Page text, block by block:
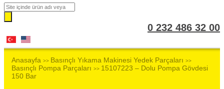
Products
search
0 232 486 32 00
Anasayfa >> Basınçlı Yıkama Makinesi Yedek Parçaları >>
Basınçlı Pompa Parçaları >> 15107223 – Dolu Pompa Gövdesi
150 Bar